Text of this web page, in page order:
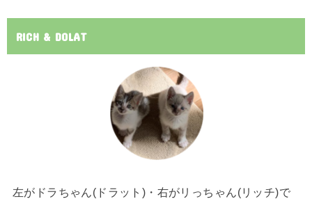
RICH & DOLAT
左がドラちゃん(ドラット)・右がリっちゃん(リッチ)で